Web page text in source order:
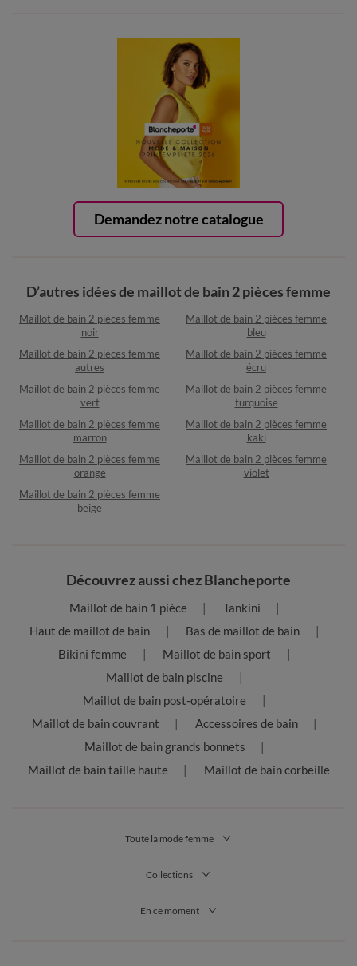
Demandez notre catalogue
D’autres idées de maillot de bain 2 pièces femme
Maillot de bain 2 pièces femme
noir
Maillot de bain 2 pièces femme
bleu
Maillot de bain 2 pièces femme
autres
Maillot de bain 2 pièces femme
écru
Maillot de bain 2 pièces femme
vert
Maillot de bain 2 pièces femme
turquoise
Maillot de bain 2 pièces femme
marron
Maillot de bain 2 pièces femme
kaki
Maillot de bain 2 pièces femme
orange
Maillot de bain 2 pièces femme
violet
Maillot de bain 2 pièces femme
beige
Découvrez aussi chez Blancheporte
Maillot de bain 1 pièce
Tankini
Haut de maillot de bain
Bas de maillot de bain
Bikini femme
Maillot de bain sport
Maillot de bain piscine
Maillot de bain post-opératoire
Maillot de bain couvrant
Accessoires de bain
Maillot de bain grands bonnets
Maillot de bain taille haute
Maillot de bain corbeille
Toute la mode femme
Collections
En ce moment